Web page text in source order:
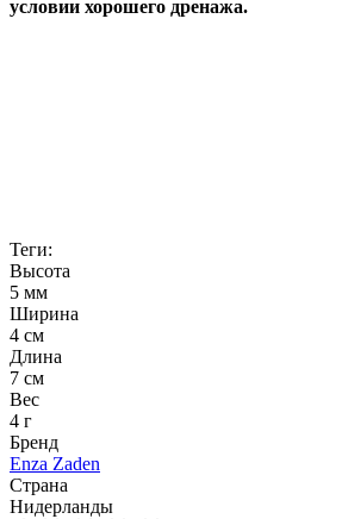
условии хорошего дренажа.
Теги:
Высота
5 мм
Ширина
4 см
Длина
7 см
Вес
4 г
Бренд
Enza Zaden
Страна
Нидерланды